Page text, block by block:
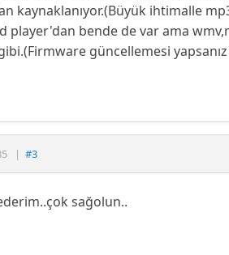
kaynaklanıyor.(Büyük ihtimalle
player'dan bende de var ama
güncellemesi
| #3
sağolun..